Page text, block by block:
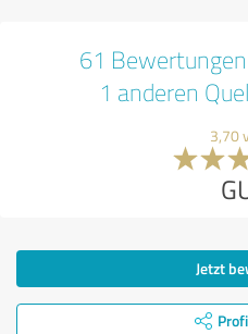
61
1 anderen
3,70
Jetzt